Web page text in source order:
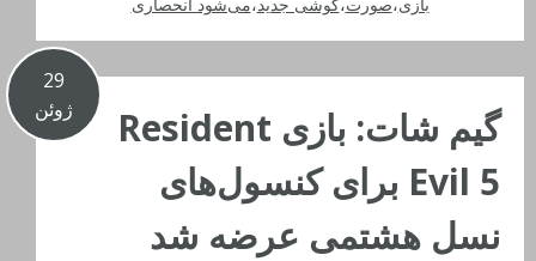
29
ژوئن
گیم شات: بازی Resident
Evil 5 برای کنسول‌های
نسل هشتمی عرضه شد